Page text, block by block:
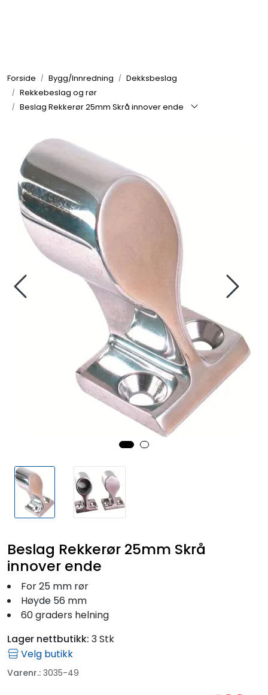
Forside Bygg/Innredning
Dekksbeslag
Rekkebeslag og rør
Beslag Rekkerør 25mm Skrå innover ende
Beslag Rekkerør 25mm Skrå
innover ende
For 25 mm rør
Høyde 56 mm
60 graders helning
Lager nettbutikk: 3 Stk
Velg butikk
Varenr.: 3035-49
Elektrisk
Komfort
VVS
Motor/Styring
Fortøyning
Fritid/Sikkerhet
Båtpleie/Opplag